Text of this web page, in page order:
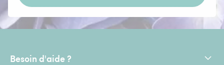
Besoin d'aide ?